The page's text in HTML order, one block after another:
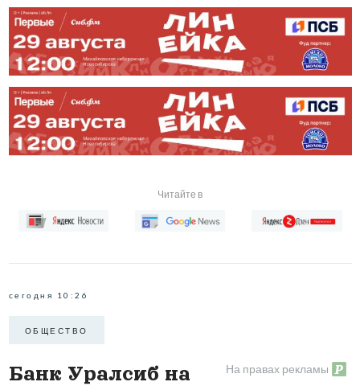
Читайте в
сегодня 10:26
ОБЩЕСТВО
На правах рекламы
Банк Уралсиб на